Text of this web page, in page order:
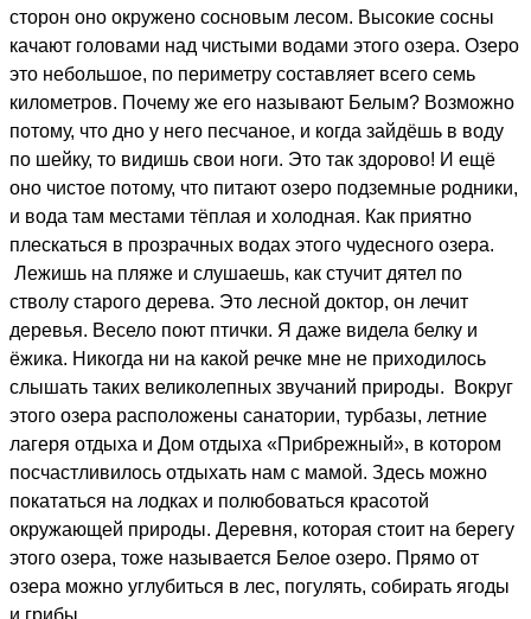
сторон оно окружено сосновым лесом. Высокие сосны
качают головами над чистыми водами этого озера. Озеро
это небольшое, по периметру составляет всего семь
километров. Почему же его называют Белым? Возможно
потому, что дно у него песчаное, и когда зайдёшь в воду
по шейку, то видишь свои ноги. Это так здорово! И ещё
оно чистое потому, что питают озеро подземные родники,
и вода там местами тёплая и холодная. Как приятно
плескаться в прозрачных водах этого чудесного озера.
Лежишь на пляже и слушаешь, как стучит дятел по
стволу старого дерева. Это лесной доктор, он лечит
деревья. Весело поют птички. Я даже видела белку и
ёжика. Никогда ни на какой речке мне не приходилось
слышать таких великолепных звучаний природы. Вокруг
этого озера расположены санатории, турбазы, летние
лагеря отдыха и Дом отдыха «Прибрежный», в котором
посчастливилось отдыхать нам с мамой. Здесь можно
покататься на лодках и полюбоваться красотой
окружающей природы. Деревня, которая стоит на берегу
этого озера, тоже называется Белое озеро. Прямо от
озера можно углубиться в лес, погулять, собирать ягоды
и грибы.